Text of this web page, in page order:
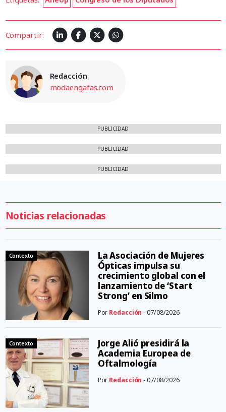
Compartir:
Redacción
modaengafas.com
PUBLICIDAD
PUBLICIDAD
PUBLICIDAD
Noticias relacionadas
Contexto
La Asociación de Mujeres
Ópticas impulsa su
crecimiento global con el
lanzamiento de ‘Start
Strong’ en Silmo
Por Redacción - 07/08/2026
Contexto
Jorge Alió presidirá la
Academia Europea de
Oftalmología
Por Redacción - 07/08/2026